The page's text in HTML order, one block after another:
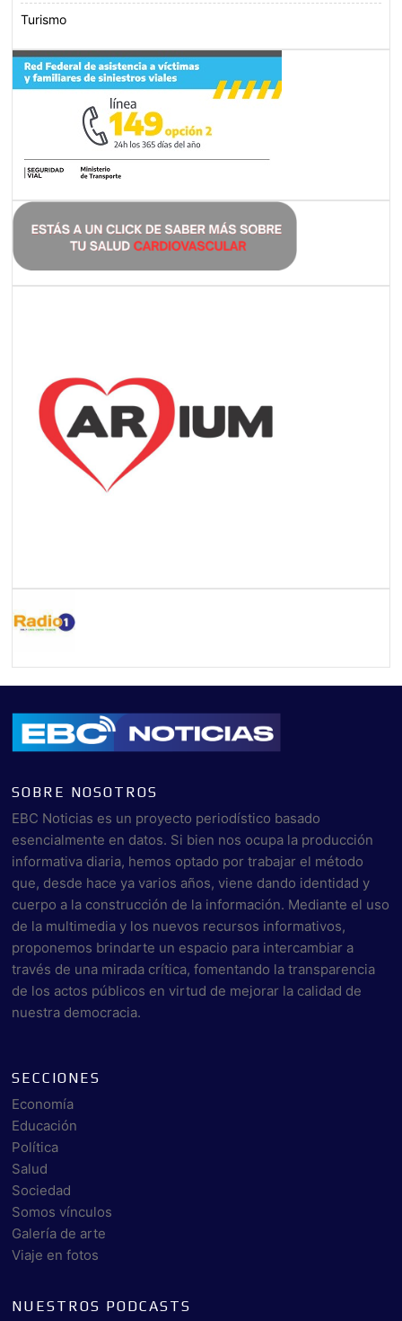
Turismo
SOBRE NOSOTROS
EBC Noticias es un proyecto periodístico basado
esencialmente en datos. Si bien nos ocupa la producción
informativa diaria, hemos optado por trabajar el método
que, desde hace ya varios años, viene dando identidad y
cuerpo a la construcción de la información. Mediante el uso
de la multimedia y los nuevos recursos informativos,
proponemos brindarte un espacio para intercambiar a
través de una mirada crítica, fomentando la transparencia
de los actos públicos en virtud de mejorar la calidad de
nuestra democracia.
SECCIONES
Economía
Educación
Política
Salud
Sociedad
Somos vínculos
Galería de arte
Viaje en fotos
NUESTROS PODCASTS